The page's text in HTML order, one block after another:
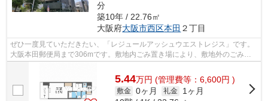
分
築10年 / 22.76㎡
大阪府大阪市西区本田 ２丁目
ぜひ一度見ていただきたい、「レジュールアッシュウエストレジス」です。
大阪本田郵便局まで306mです。敷地内ごみ置き場により、敷地外のごみ置
5.44万円 (管理費等：6,600円 )
敷金 0ヶ月 礼金
1ヶ月